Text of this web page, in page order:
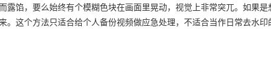
馅，要么始终有个模糊色块在画面里晃动，视觉上非常突兀。如果是
这个方法只适合给个人备份视频做应急处理，不适合当作日常去水印